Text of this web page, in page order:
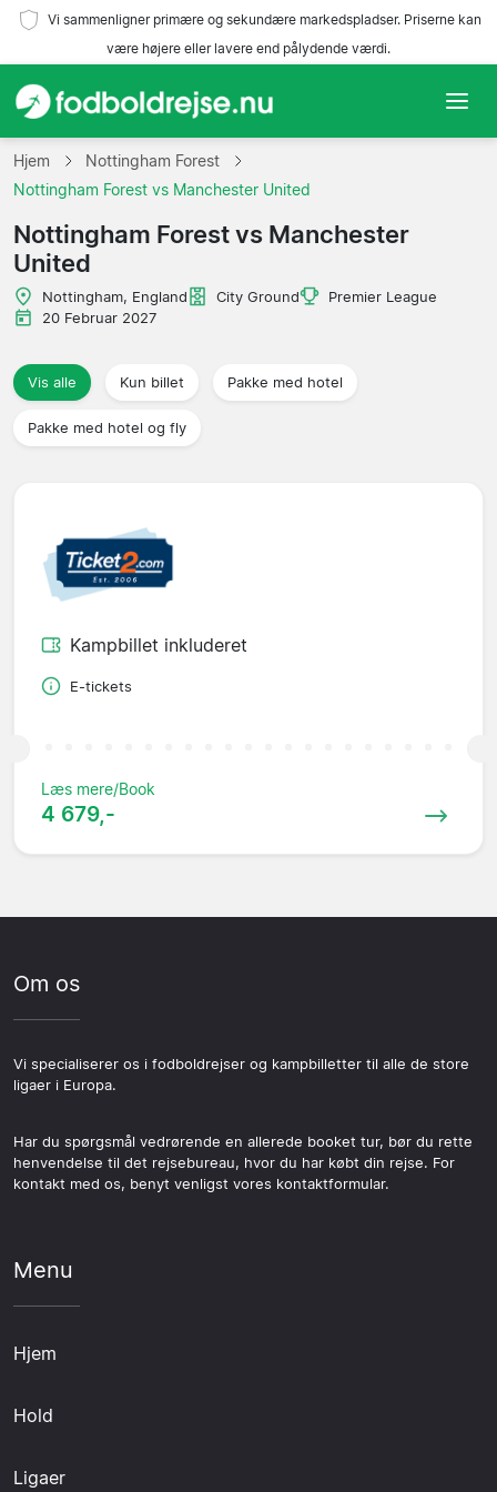
Vi sammenligner primære og sekundære markedspladser. Priserne kan
være højere eller lavere end pålydende værdi.
Hjem
Ligaer
Rejsebureauer
Hjem
Nottingham Forest
Nottingham Forest vs Manchester United
Nottingham Forest vs Manchester
United
Nottingham, England City Ground
Premier League
20 Februar 2027
Vis alle Kun billet Pakke med hotel
Pakke med hotel og fly
Kampbillet inkluderet
E-tickets
Læs mere/Book
4 679,-
Om os
Vi specialiserer os i fodboldrejser og kampbilletter til alle de store
ligaer i Europa.
Har du spørgsmål vedrørende en allerede booket tur, bør du rette
henvendelse til det rejsebureau, hvor du har købt din rejse. For
kontakt med os, benyt venligst vores kontaktformular.
Menu
Hjem
Hold
Ligaer